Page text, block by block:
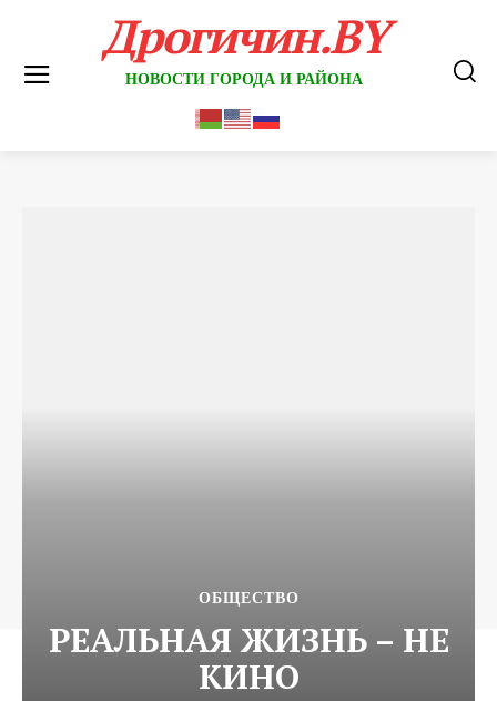
Дрогичин.BY
НОВОСТИ ГОРОДА И РАЙОНА
ОБЩЕСТВО
РЕАЛЬНАЯ ЖИЗНЬ – НЕ
КИНО